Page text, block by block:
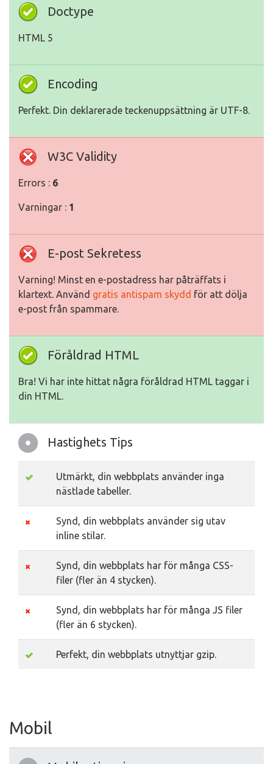
Doctype
HTML 5
Encoding
Perfekt. Din deklarerade teckenuppsättning är UTF-8.
W3C Validity
Errors : 6
Varningar : 1
E-post Sekretess
Varning! Minst en e-postadress har påträffats i
klartext. Använd gratis antispam skydd för att dölja
e-post från spammare.
Föråldrad HTML
Bra! Vi har inte hittat några föråldrad HTML taggar i
din HTML.
Hastighets Tips
Utmärkt, din webbplats använder inga
nästlade tabeller.
Synd, din webbplats använder sig utav
inline stilar.
Synd, din webbplats har för många CSS-
filer (fler än 4 stycken).
Synd, din webbplats har för många JS filer
(fler än 6 stycken).
Perfekt, din webbplats utnyttjar gzip.
Mobil